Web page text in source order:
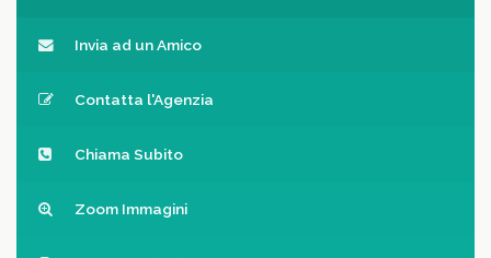
Invia ad un Amico
Contatta l'Agenzia
Chiama Subito
Zoom Immagini